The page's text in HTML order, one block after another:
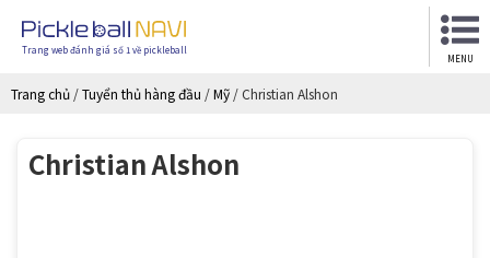
Trang web đánh giá số 1 về pickleball
MENU
Trang chủ /Tuyển thủ hàng đầu /Mỹ / Christian Alshon
Christian Alshon